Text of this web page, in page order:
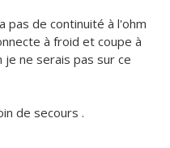
pas de continuité à l'ohm
à froid et coupe à
je ne serais pas sur ce
de secours .